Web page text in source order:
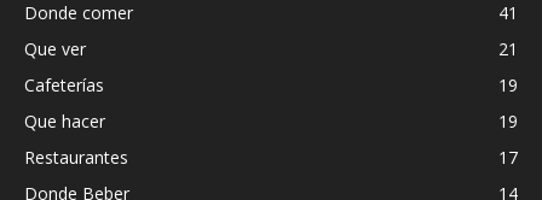
Donde comer
41
Que ver
21
Cafeterías
19
Que hacer
19
Restaurantes
17
Donde Beber
14